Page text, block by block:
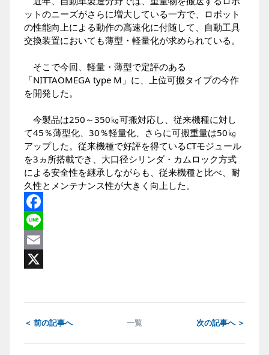
ットのニーズがさらに増大している一方で、ロボット
の性能向上による動作の高速化に付随して、自動工具
交換装置においても薄型・軽量化が求められている。
そこで今回、軽量・薄型で定評のある
「NITTAOMEGA type M」に、上位可搬タイプの今作
を開発した。
今製品は250～350㎏可搬対応し、従来機種に対し
て45％薄型化、30％軽量化、さらに可搬重量は50㎏
アップした。従来機種で好評を得ているCTモジュール
を3ヵ所搭載でき、大口径シリンダ・カムロック方式
による安全性を継承しながらも、従来機種と比べ、耐
久性とメンテナンス性が大きく向上した。
Facebook
Line
Email
＜ 前の記事へ 一覧 次の記事へ ＞